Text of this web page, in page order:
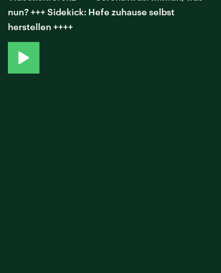
nun? +++ Sidekick: Hefe zuhause selbst
herstellen ++++